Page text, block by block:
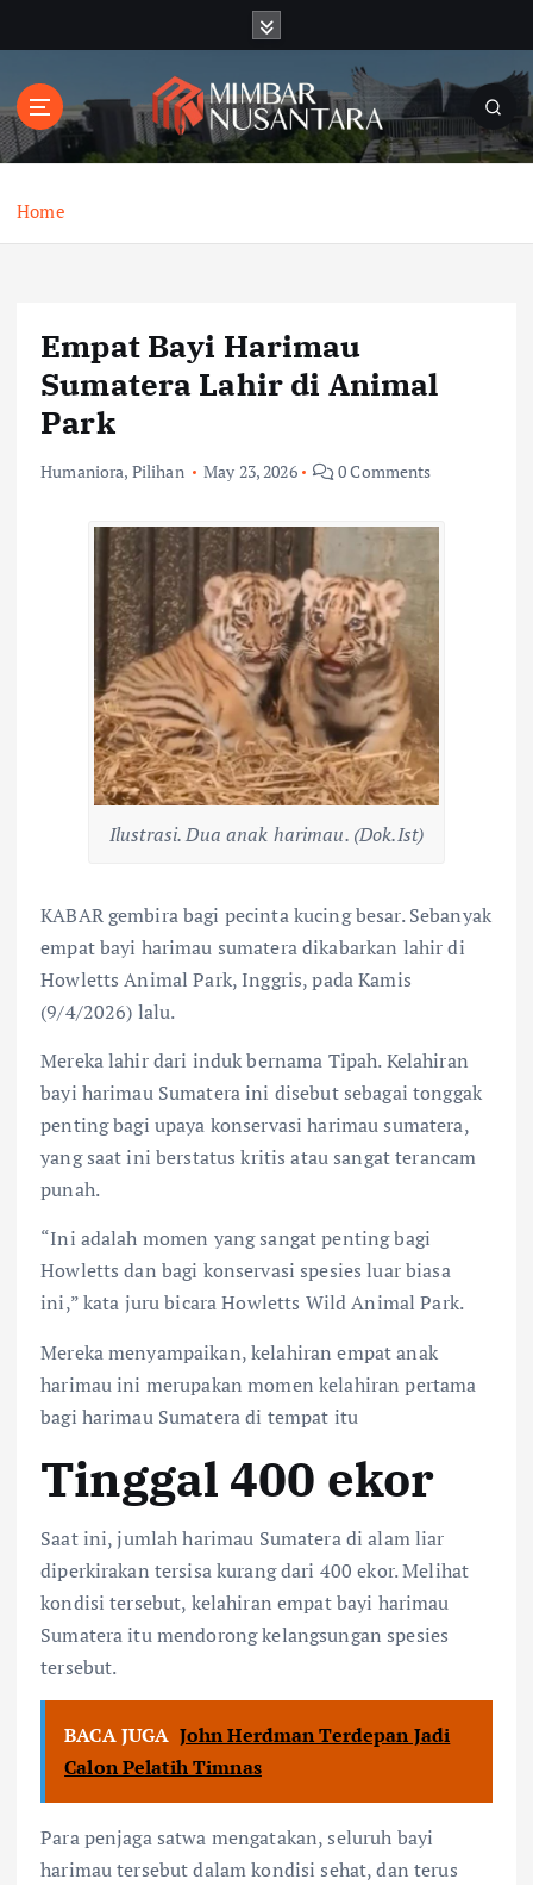
t
o
Home
Empat Bayi Harimau
Sumatera Lahir di Animal
Park
Humaniora, Pilihan May 23, 2026 0 Comments
Ilustrasi. Dua anak harimau. (Dok.Ist)
KABAR gembira bagi pecinta kucing besar. Sebanyak
empat bayi harimau sumatera dikabarkan lahir di
Howletts Animal Park, Inggris, pada Kamis
(9/4/2026) lalu.
Mereka lahir dari induk bernama Tipah. Kelahiran
bayi harimau Sumatera ini disebut sebagai tonggak
penting bagi upaya konservasi harimau sumatera,
yang saat ini berstatus kritis atau sangat terancam
punah.
“Ini adalah momen yang sangat penting bagi
Howletts dan bagi konservasi spesies luar biasa
ini,” kata juru bicara Howletts Wild Animal Park.
Mereka menyampaikan, kelahiran empat anak
harimau ini merupakan momen kelahiran pertama
bagi harimau Sumatera di tempat itu
Tinggal 400 ekor
Saat ini, jumlah harimau Sumatera di alam liar
diperkirakan tersisa kurang dari 400 ekor. Melihat
kondisi tersebut, kelahiran empat bayi harimau
Sumatera itu mendorong kelangsungan spesies
tersebut.
BACA JUGA John Herdman Terdepan Jadi
Calon Pelatih Timnas
Para penjaga satwa mengatakan, seluruh bayi
harimau tersebut dalam kondisi sehat, dan terus